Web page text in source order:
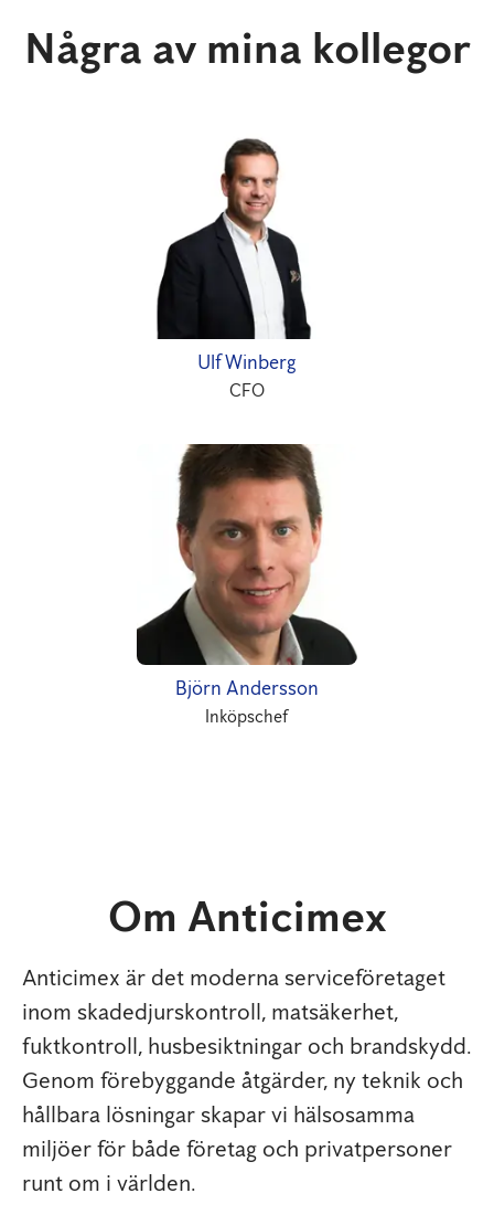
Några av mina kollegor
Ulf Winberg
CFO
Björn Andersson
Inköpschef
Om Anticimex
Anticimex är det moderna serviceföretaget
inom skadedjurskontroll, matsäkerhet,
fuktkontroll, husbesiktningar och brandskydd.
Genom förebyggande åtgärder, ny teknik och
hållbara lösningar skapar vi hälsosamma
miljöer för både företag och privatpersoner
runt om i världen.